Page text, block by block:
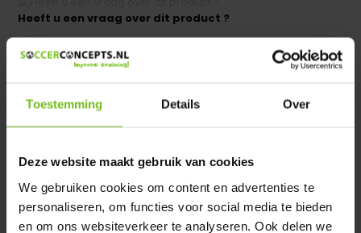
Toestemming Details Over
Deze website maakt gebruik van cookies
We gebruiken cookies om content en advertenties te
personaliseren, om functies voor social media te bieden
en om ons websiteverkeer te analyseren. Ook delen we
Heeft u een vraag over dit product ?
We helpen u graag met meer informatie
Verstuur email
Productomschrijving
Reviews